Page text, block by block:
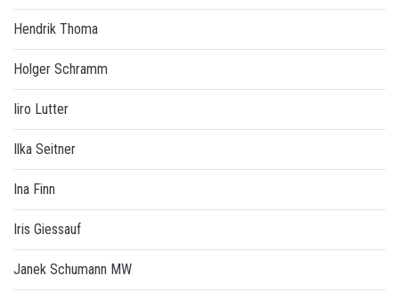
Hendrik Thoma
Holger Schramm
Iiro Lutter
Ilka Seitner
Ina Finn
Iris Giessauf
Janek Schumann MW